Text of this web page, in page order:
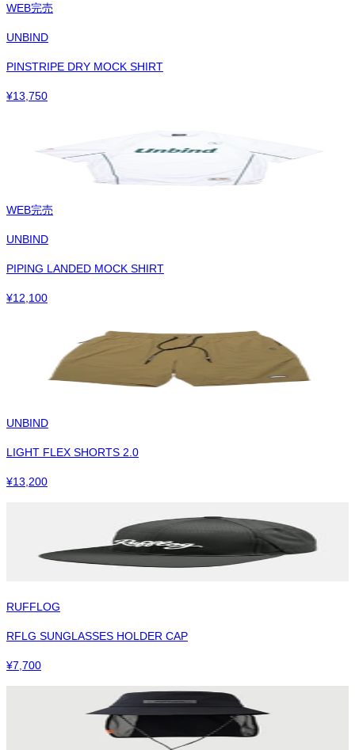
WEB完売
UNBIND
PINSTRIPE DRY MOCK SHIRT
¥13,750
WEB完売
UNBIND
PIPING LANDED MOCK SHIRT
¥12,100
UNBIND
LIGHT FLEX SHORTS 2.0
¥13,200
RUFFLOG
RFLG SUNGLASSES HOLDER CAP
¥7,700